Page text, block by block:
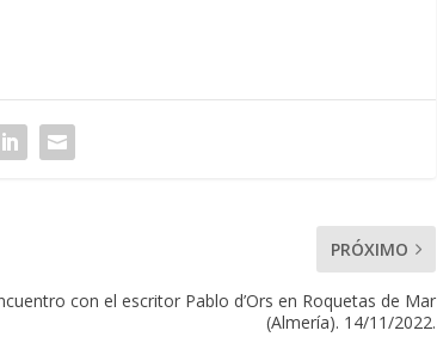
PRÓXIMO
con el escritor Pablo d’Ors en Roquetas de Mar
(Almería). 14/11/2022.